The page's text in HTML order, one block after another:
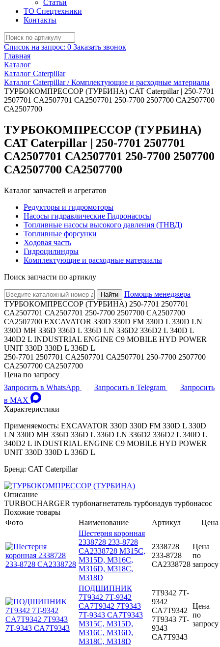
Статьи
ТО Спецтехники
Контакты
Список на запрос: 0 Заказать звонок
Главная
Каталог
Каталог Caterpillar
Каталог Caterpillar / Комплектующие и расходные материалы
ТУРБОКОМПРЕССОР (ТУРБИНА) CAT Caterpillar | 250-7701
2507701 CA2507701 СА2507701 250-7700 2507700 CA2507700
СА2507700
ТУРБОКОМПРЕССОР (ТУРБИНА)
CAT Caterpillar | 250-7701 2507701
CA2507701 СА2507701 250-7700 2507700
CA2507700 СА2507700
Каталог запчастей и агрегатов
Редукторы и гидромоторы
Насосы гидравлические Гидронасосы
Топливные насосы высокого давления (ТНВД)
Топливные форсунки
Ходовая часть
Гидроцилиндры
Комплектующие и расходные материалы
Поиск запчасти по артиклу
Найти
Помощь менеджера
ТУРБОКОМПРЕССОР (ТУРБИНА) 250-7701 2507701
CA2507701 СА2507701 250-7700 2507700 CA2507700
СА2507700 EXCAVATOR 330D 330D FM 330D L 330D LN
330D MH 336D 336D L 336D LN 336D2 336D2 L 340D L
340D2 L INDUSTRIAL ENGINE C9 MOBILE HYD POWER
UNIT 330D 330D L 336D L
250-7701 2507701 CA2507701 СА2507701 250-7700 2507700
CA2507700 СА2507700
Цена по запросу
Запросить в WhatsApp
Запросить в Telegram
Запросить
в MAX
Характеристики
Применяемость: EXCAVATOR 330D 330D FM 330D L 330D
LN 330D MH 336D 336D L 336D LN 336D2 336D2 L 340D L
340D2 L INDUSTRIAL ENGINE C9 MOBILE HYD POWER
UNIT 330D 330D L 336D L
Бренд: CAT Caterpillar
Описание
TURBOCHARGER турбонагнетатель турбонадув турбонасос
Похожие товары
Фото
Наименование Артикул
Цена
Шестерня коронная
2338728 233-8728
CA2338728 M315C,
M315D, M316C,
M316D, M318C,
M318D
2338728
233-8728
CA2338728
Цена
по
запросу
ПОДШИПНИК
7T9342 7T-9342
CA7T9342 7T9343
7T-9343 CA7T9343
M315C, M315D,
M316C, M316D,
M318C, M318D
7T9342 7T-
9342
CA7T9342
7T9343 7T-
9343
CA7T9343
Цена
по
запросу